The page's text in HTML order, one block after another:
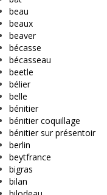
beau
beaux
beaver
bécasse
bécasseau
beetle
bélier
belle
bénitier
bénitier coquillage
bénitier sur présentoir
berlin
beytfrance
bigras
bilan